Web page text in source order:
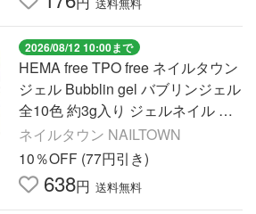
2026/08/12 10:00まで
HEMA free TPO free ネイルタウン
ジェル Bubblin gel バブリンジェル
全10色 約3g入り ジェルネイル 約3
g入り
ネイルタウン NAILTOWN
10％OFF (77円引き)
638円 送料無料